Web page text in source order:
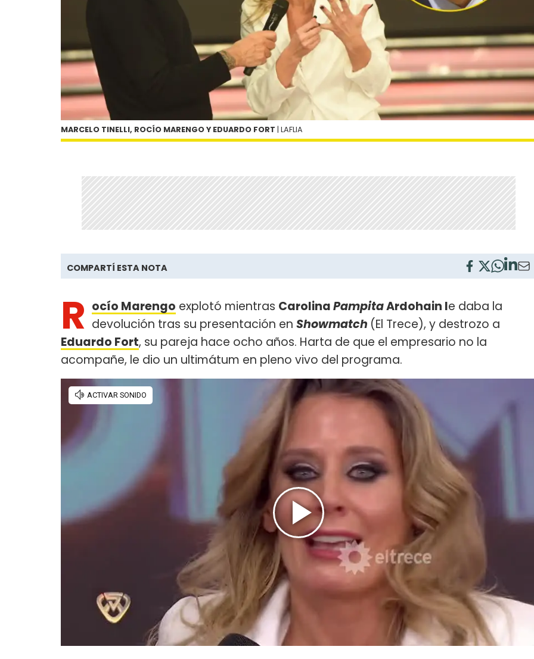
MARCELO TINELLI, ROCÍO MARENGO Y EDUARDO FORT | LAFLIA
COMPARTÍ ESTA NOTA
R ocío Marengo explotó mientras CarolinaPampitaArdohain le daba la
devolución tras su presentación en Showmatch (El Trece), y destrozo a
Eduardo Fort, su pareja hace ocho años. Harta de que el empresario no la
acompañe, le dio un ultimátum en pleno vivo del programa.